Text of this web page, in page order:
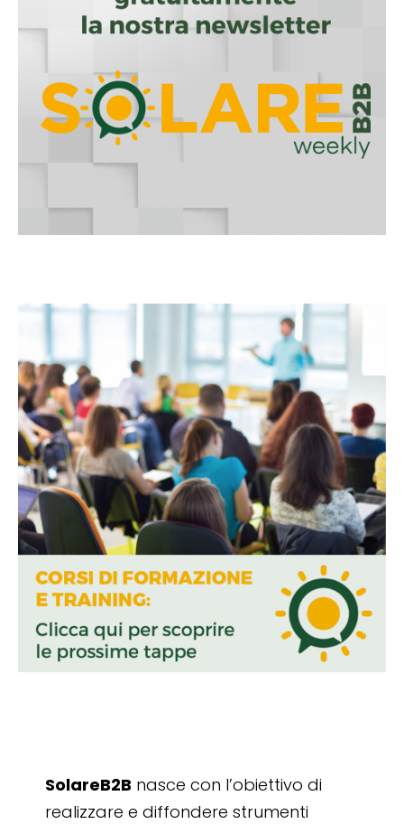
SolareB2B nasce con l’obiettivo di
realizzare e diffondere strumenti